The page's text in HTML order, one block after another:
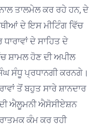
ਤਾਲਮੇਲ ਕਰ ਰਹੇ ਹਨ, ਦੇ
ਦੇ ਇਸ ਮੀਟਿੰਗ ਵਿੱਚ
ਦੇ ਸਾਹਿਤ ਦੇ
ਸ਼ਾਮਲ ਹੋਣ ਦੀ ਅਪੀਲ
ਸੰਧੂ ਪ੍ਰਧਾਨਗੀ ਕਰਨਗੇ।
ਤੋਂ ਬਹੁਤ ਸਾਰੇ ਸ਼ਾਨਦਾਰ
ਐਲੂਮਨੀ ਐਸੋਸੀਏਸ਼ਨ
ਕੰਮ ਕਰ ਰਹੀ